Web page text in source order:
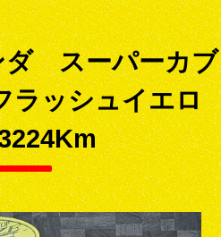
ダ スーパーカブ
ッシュイエロ